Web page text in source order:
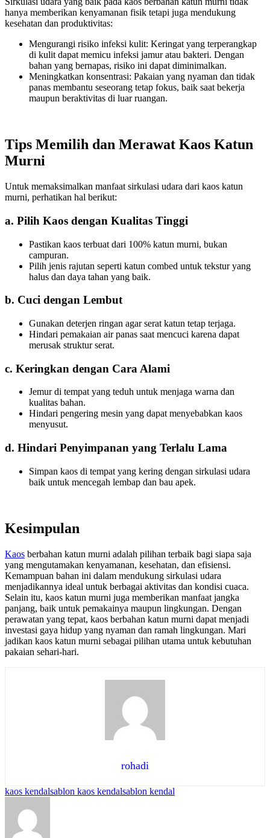
hanya memberikan kenyamanan fisik tetapi juga mendukung
kesehatan dan produktivitas:
Mengurangi risiko infeksi kulit: Keringat yang terperangkap
di kulit dapat memicu infeksi jamur atau bakteri. Dengan
bahan yang bernapas, risiko ini dapat diminimalkan.
Meningkatkan konsentrasi: Pakaian yang nyaman dan tidak
panas membantu seseorang tetap fokus, baik saat bekerja
maupun beraktivitas di luar ruangan.
Tips Memilih dan Merawat Kaos Katun
Murni
Untuk memaksimalkan manfaat sirkulasi udara dari kaos katun
murni, perhatikan hal berikut:
a. Pilih Kaos dengan Kualitas Tinggi
Pastikan kaos terbuat dari 100% katun murni, bukan
campuran.
Pilih jenis rajutan seperti katun combed untuk tekstur yang
halus dan daya tahan yang baik.
b. Cuci dengan Lembut
Gunakan deterjen ringan agar serat katun tetap terjaga.
Hindari pemakaian air panas saat mencuci karena dapat
merusak struktur serat.
c. Keringkan dengan Cara Alami
Jemur di tempat yang teduh untuk menjaga warna dan
kualitas bahan.
Hindari pengering mesin yang dapat menyebabkan kaos
menyusut.
d. Hindari Penyimpanan yang Terlalu Lama
Simpan kaos di tempat yang kering dengan sirkulasi udara
baik untuk mencegah lembap dan bau apek.
Kesimpulan
Kaos berbahan katun murni adalah pilihan terbaik bagi siapa saja
yang mengutamakan kenyamanan, kesehatan, dan efisiensi.
Kemampuan bahan ini dalam mendukung sirkulasi udara
menjadikannya ideal untuk berbagai aktivitas dan kondisi cuaca.
Selain itu, kaos katun murni juga memberikan manfaat jangka
panjang, baik untuk pemakainya maupun lingkungan. Dengan
perawatan yang tepat, kaos berbahan katun murni dapat menjadi
investasi gaya hidup yang nyaman dan ramah lingkungan. Mari
jadikan kaos katun murni sebagai pilihan utama untuk kebutuhan
pakaian sehari-hari.
rohadi
Tags:
kaos kendalsablon kaos kendalsablon kendal